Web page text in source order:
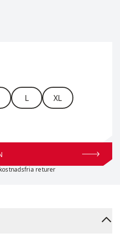
L XL
returer